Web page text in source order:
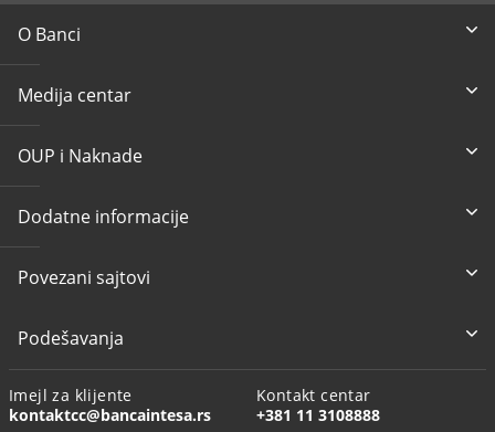
O Banci
Medija centar
OUP i Naknade
Dodatne informacije
Povezani sajtovi
Podešavanja
Imejl za klijente
kontaktcc@bancaintesa.rs
Kontakt centar
+381 11 3108888